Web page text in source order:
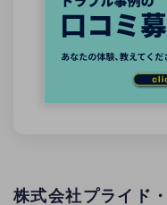
株式会社プライド